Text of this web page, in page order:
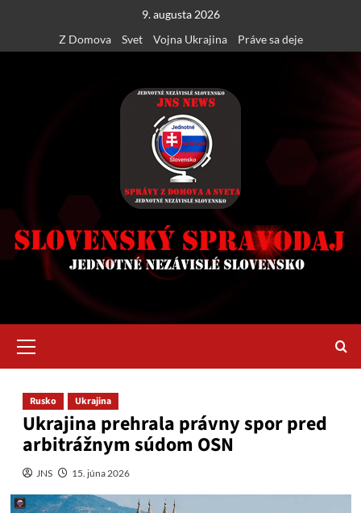
content
9. augusta 2026
Z Domova
Svet Vojna Ukrajina Práve sa deje
Menu
Rusko Ukrajina
Ukrajina prehrala právny spor pred
arbitrážnym súdom OSN
JNS 15. júna 2026